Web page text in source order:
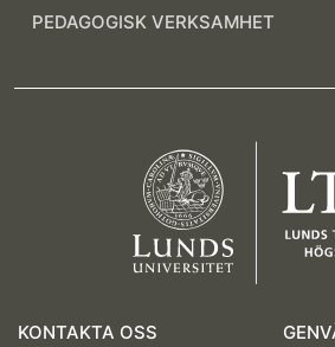
PEDAGOGISK VERKSAMHET
KONTAKTA OSS